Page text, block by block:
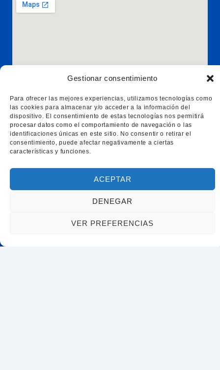
Gestionar consentimiento
Para ofrecer las mejores experiencias, utilizamos tecnologías como
las cookies para almacenar y/o acceder a la información del
dispositivo. El consentimiento de estas tecnologías nos permitirá
procesar datos como el comportamiento de navegación o las
identificaciones únicas en este sitio. No consentir o retirar el
consentimiento, puede afectar negativamente a ciertas
características y funciones.
ACEPTAR
DENEGAR
VER PREFERENCIAS
Acceso rápido
Inicio
Servicios
Trámites de extranjería y nacionalidad